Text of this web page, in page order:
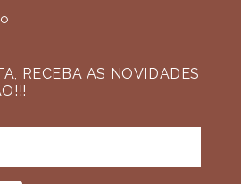
RECEBA AS NOVIDADES